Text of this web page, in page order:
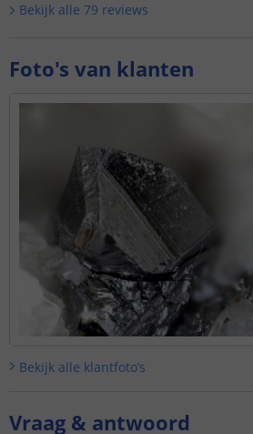
Bekijk alle 79 reviews
Foto's van klanten
Bekijk alle klantfoto’s
Vraag & antwoord